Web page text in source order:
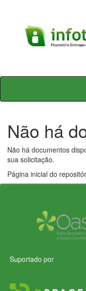
Skip
Não há
Não há documentos
sua solicitação.
Página inicial do
Suportado por